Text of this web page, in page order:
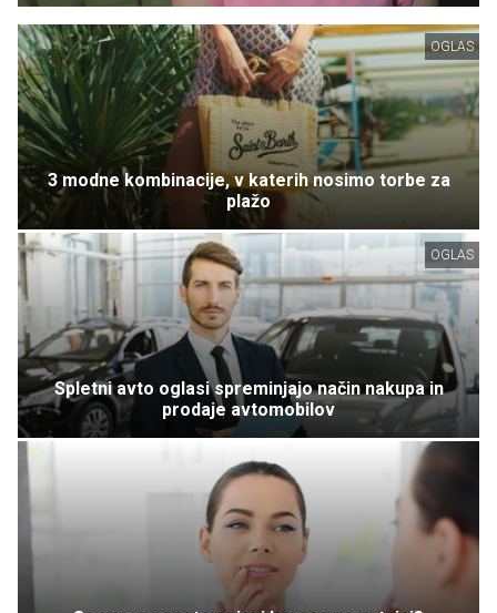
OGLAS
3 modne kombinacije, v katerih nosimo torbe za
plažo
OGLAS
Spletni avto oglasi spreminjajo način nakupa in
prodaje avtomobilov